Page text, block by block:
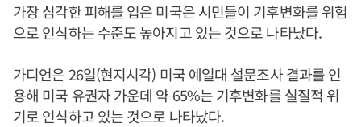
가장 심각한 피해를 입은 미국은 시민들이 기후변화를 위험
으로 인식하는 수준도 높아지고 있는 것으로 나타났다.
가디언은 26일(현지시각) 미국 예일대 설문조사 결과를 인
용해 미국 유권자 가운데 약 65%는 기후변화를 실질적 위
기로 인식하고 있는 것으로 나타났다.